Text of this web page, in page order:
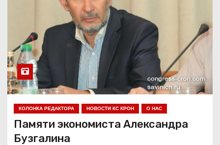
КОЛОНКА РЕДАКТОРА НОВОСТИ КС КРОН О НАС
Памяти экономиста Александра
Бузгалина